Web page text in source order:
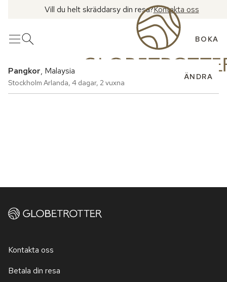
Vill du helt skräddarsy din resa?Kontakta oss
MenyÖppna sök BOKA
Pangkor, Malaysia
Stockholm Arlanda, 4 dagar, 2 vuxna
ÄNDRA
Kontakta oss
Betala din resa